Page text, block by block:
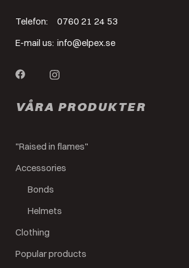
Telefon:
0760 21 24 53
E-mail us: info@elpex.se
VÅRA PRODUKTER
"Raised in flames"
Accessories
Bonds
Helmets
Clothing
Popular products